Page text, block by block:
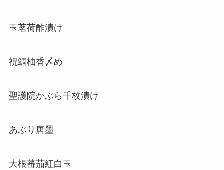
玉茗荷酢漬け
祝鯛柚香〆め
聖護院かぶら千枚漬け
あぶり唐墨
大根蕃茄紅白玉